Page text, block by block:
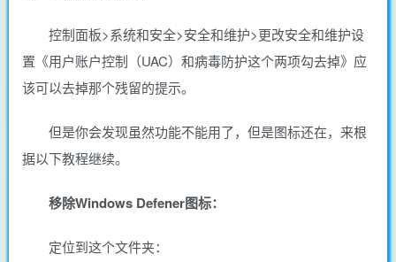
控制面板>系统和安全>安全和维护>更改安全和维护设
置《用户账户控制（UAC）和病毒防护这个两项勾去掉》应
该可以去掉那个残留的提示。
但是你会发现虽然功能不能用了，但是图标还在，来根
据以下教程继续。
移除Windows Defener图标：
定位到这个文件夹：